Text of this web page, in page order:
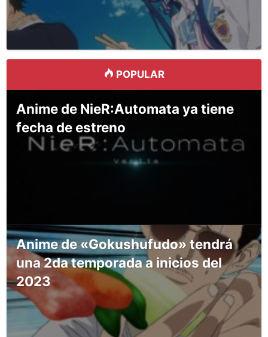
POPULAR
Anime de NieR:Automata ya tiene
fecha de estreno
Anime de «Gokushufudo» tendrá
una 2da temporada a inicios del
2023